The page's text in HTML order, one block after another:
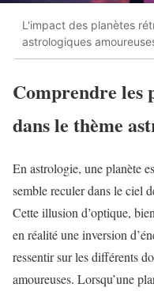
L'impact des planètes
astrologiques
Comprendre les
dans le thème
En astrologie, une planète
semble reculer dans le ciel
Cette illusion d’optique,
en réalité une inversion
ressentir sur les différents
amoureuses. Lorsqu’une